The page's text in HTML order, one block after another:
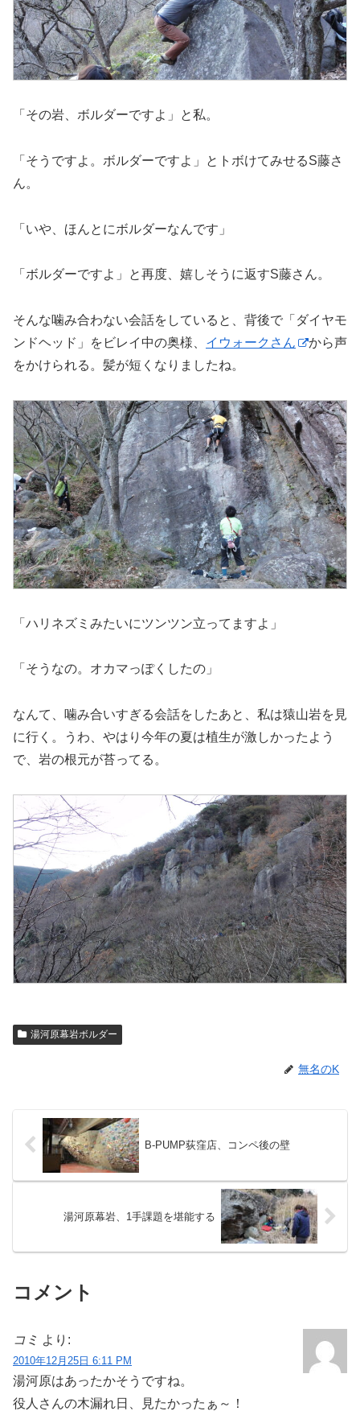
「その岩、ボルダーですよ」と私。
「そうですよ。ボルダーですよ」とトボけてみせるS藤さ
ん。
「いや、ほんとにボルダーなんです」
「ボルダーですよ」と再度、嬉しそうに返すS藤さん。
そんな噛み合わない会話をしていると、背後で「ダイヤモ
ンドヘッド」をビレイ中の奥様、 イウォークさん
から声
をかけられる。髪が短くなりましたね。
「ハリネズミみたいにツンツン立ってますよ」
「そうなの。オカマっぽくしたの」
なんて、噛み合いすぎる会話をしたあと、私は猿山岩を見
に行く。うわ、やはり今年の夏は植生が激しかったよう
で、岩の根元が苔ってる。
湯河原幕岩ボルダー
無名のK
B-PUMP荻窪店、コンペ後の壁
湯河原幕岩、1手課題を堪能する
コメント
コミ より:
2010年12月25日 6:11 PM
湯河原はあったかそうですね。
役人さんの木漏れ日、見たかったぁ～！